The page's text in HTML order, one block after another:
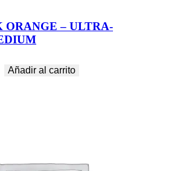
ORANGE – ULTRA-
Añadir al carrito